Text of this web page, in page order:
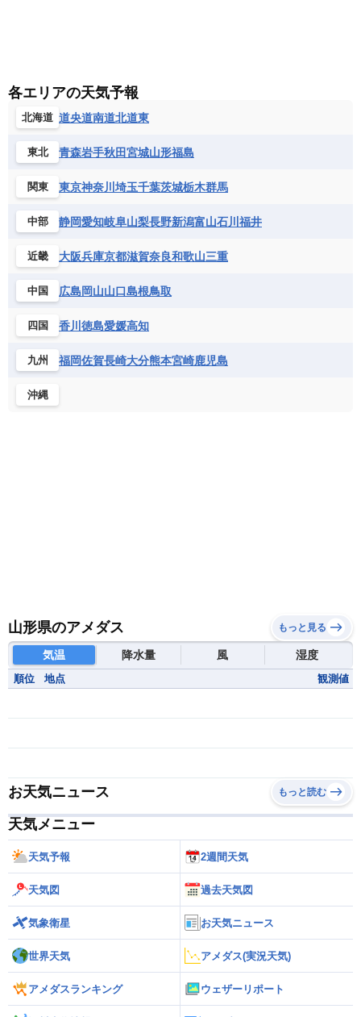
各エリアの天気予報
北海道 道央道南道北道東
東北 青森岩手秋田宮城山形福島
関東 東京神奈川 埼玉千葉茨城栃木群馬
中部 静岡愛知岐阜山梨長野新潟富山石川 福井
近畿 大阪兵庫京都滋賀奈良和歌山三重
中国 広島岡山山口島根鳥取
四国 香川 徳島愛媛高知
九州 福岡佐賀長崎大分熊本宮崎鹿児島
沖縄
山形県のアメダス もっと見る
気温 降水量 風 湿度
順位 地点 観測値
お天気ニュース もっと読む
天気メニュー
天気予報 2週間天気
天気図 過去天気図
気象衛星 お天気ニュース
世界天気 アメダス(実況天気)
アメダスランキング ウェザーリポート